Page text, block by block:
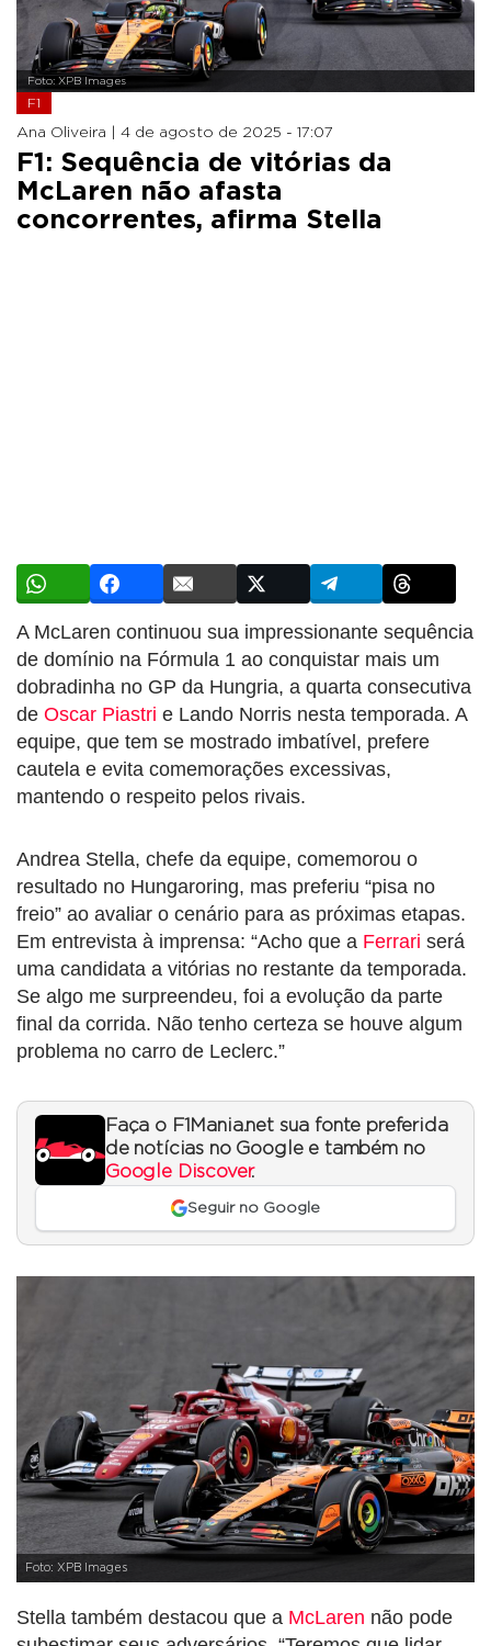
Foto: XPB Images
F1
Ana Oliveira | 4 de agosto de 2025 - 17:07
F1: Sequência de vitórias da
McLaren não afasta
concorrentes, afirma Stella
A McLaren continuou sua impressionante sequência
de domínio na Fórmula 1 ao conquistar mais um
dobradinha no GP da Hungria, a quarta consecutiva
de Oscar Piastri e Lando Norris nesta temporada. A
equipe, que tem se mostrado imbatível, prefere
cautela e evita comemorações excessivas,
mantendo o respeito pelos rivais.
Andrea Stella, chefe da equipe, comemorou o
resultado no Hungaroring, mas preferiu “pisa no
freio” ao avaliar o cenário para as próximas etapas.
Em entrevista à imprensa: “Acho que a Ferrari será
uma candidata a vitórias no restante da temporada.
Se algo me surpreendeu, foi a evolução da parte
final da corrida. Não tenho certeza se houve algum
problema no carro de Leclerc.”
Faça o F1Mania.net sua fonte preferida
de notícias no Google e também no
Google Discover.
Seguir no Google
Foto: XPB Images
Stella também destacou que a McLaren não pode